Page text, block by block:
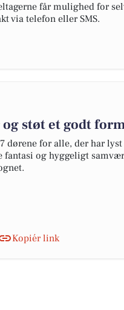
får mulighed for
via telefon eller SMS.
støt et godt
dørene for alle, der har
fantasi og hyggeligt
Kopiér link